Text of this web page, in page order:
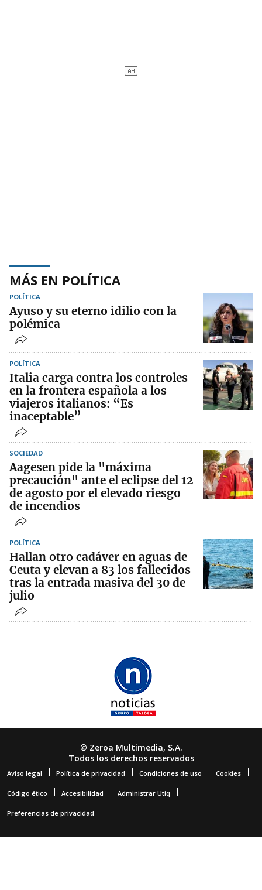
MÁS EN POLÍTICA
POLÍTICA
Ayuso y su eterno idilio con la
polémica
POLÍTICA
Italia carga contra los controles
en la frontera española a los
viajeros italianos: “Es
inaceptable”
SOCIEDAD
Aagesen pide la "máxima
precaución" ante el eclipse del 12
de agosto por el elevado riesgo
de incendios
POLÍTICA
Hallan otro cadáver en aguas de
Ceuta y elevan a 83 los fallecidos
tras la entrada masiva del 30 de
julio
© Zeroa Multimedia, S.A.
Todos los derechos reservados
Aviso legal Política de privacidad Condiciones de uso Cookies
Código ético Accesibilidad Administrar Utiq
Preferencias de privacidad